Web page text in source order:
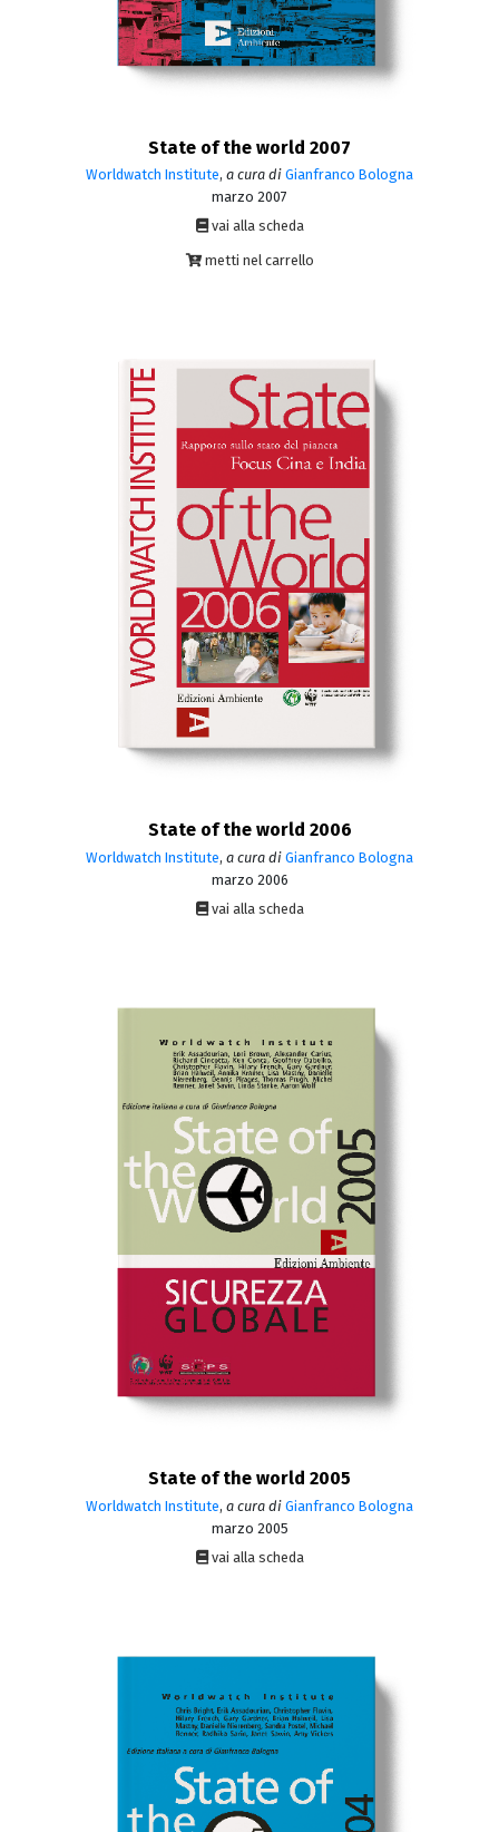
State of the world 2007
Worldwatch Institute, a cura di Gianfranco Bologna
marzo 2007
vai alla scheda
metti nel carrello
State of the world 2006
Worldwatch Institute, a cura di Gianfranco Bologna
marzo 2006
vai alla scheda
State of the world 2005
Worldwatch Institute, a cura di Gianfranco Bologna
marzo 2005
vai alla scheda